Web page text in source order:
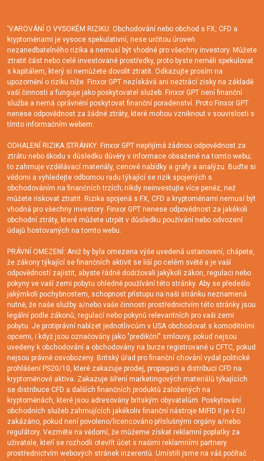
'VAROVÁNÍ O VYSOKÉM RIZIKU: Obchodování nebo obchod s FX, CFD a
kryptoměnami je vysoce spekulativní, nese určitou úroveň
nezanedbatelného rizika a nemusí být vhodné pro všechny investory. Můžete
ztratit část nebo celé investované prostředky, proto byste neměli spekulovat
s kapitálem, který si nemůžete dovolit ztratit. Odkazujte prosím na
upozornění o riziku níže. Finxor GPT nezískává ani neztrácí zisky na základě
vaší činnosti a funguje jako poskytovatel služeb. Finxor GPT není finanční
služba a nemá oprávnění poskytovat finanční poradenství. Proto Finxor GPT
nenese odpovědnost za žádné ztráty, které mohou vzniknout v souvislosti s
tímto informačním webem.
ODHALENÍ RIZIKA STRÁNKY: Finxor GPT nepřijímá žádnou odpovědnost za
ztrátu nebo škodu v důsledku důvěry v informace obsažené na tomto webu;
to zahrnuje vzdělávací materiály, cenové nabídky a grafy a analýzu. Buďte si
vědomi a vyhledejte odbornou radu týkající se rizik spojených s
obchodováním na finančních trzích; nikdy neinvestujte více peněz, než
můžete riskovat ztratit. Rizika spojená s FX, CFD a kryptoměnami nemusí být
vhodná pro všechny investory. Finxor GPT nenese odpovědnost za jakékoli
obchodní ztráty, které můžete utrpět v důsledku používání nebo odvození
údajů hostovaných na tomto webu.
PRÁVNÍ OMEZENÍ: Aniž by byla omezena výše uvedená ustanovení, chápete,
že zákony týkající se finančních aktivit se liší po celém světě a je vaší
odpovědností zajistit, abyste řádně dodržovali jakýkoli zákon, regulaci nebo
pokyny ve vaší zemi pobytu ohledně používání této stránky. Aby se předešlo
jakýmkoli pochybnostem, schopnost přístupu na naši stránku neznamená
nutně, že naše služby a/nebo vaše činnosti prostřednictvím této stránky jsou
legální podle zákonů, regulací nebo pokynů relevantních pro vaši zemi
pobytu. Je protiprávní nabízet jednotlivcům v USA obchodovat s komoditními
opcemi, i když jsou označovány jako "predikční" smlouvy, pokud nejsou
uvedeny k obchodování a obchodovány na burze registrované u CFTC, pokud
nejsou právně osvobozeny. Britský úřad pro finanční chování vydal politické
prohlášení PS20/10, které zakazuje prodej, propagaci a distribuci CFD na
kryptoměnové aktiva. Zakazuje šíření marketingových materiálů týkajících
se distribuce CFD a dalších finančních produktů založených na
kryptoměnách, které jsou adresovány britským obyvatelům. Poskytování
obchodních služeb zahrnujících jakékoliv finanční nástroje MiFID II je v EU
zakázáno, pokud není povoleno/licencováno příslušnými orgány a/nebo
regulátory. Vezměte na vědomí, že můžeme získat reklamní poplatky za
uživatele, kteří se rozhodli otevřít účet s našimi reklamními partnery
prostřednictvím webových stránek inzerentů. Umístili jsme na váš počítač